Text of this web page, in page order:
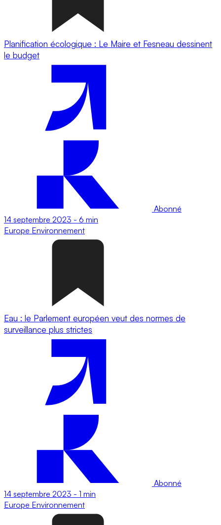
Planification écologique : Le Maire et Fesneau dessinent
le budget
Abonné
14 septembre 2023 - 6 min
Europe Environnement
Eau : le Parlement européen veut des normes de
surveillance plus strictes
Abonné
14 septembre 2023 - 1 min
Europe Environnement